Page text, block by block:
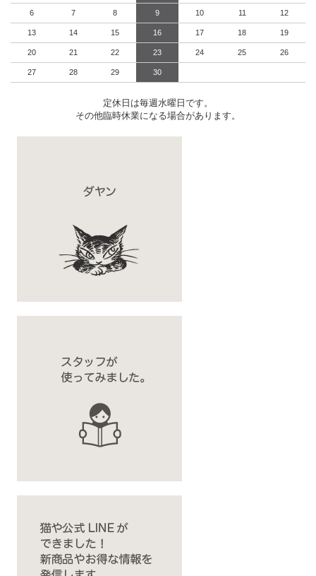
6 7 8 9 10 11 12
13 14 15 16 17 18 19
20 21 22 23 24 25 26
27 28 29 30
定休日は毎週水曜日です。
その他臨時休業になる場合があります。